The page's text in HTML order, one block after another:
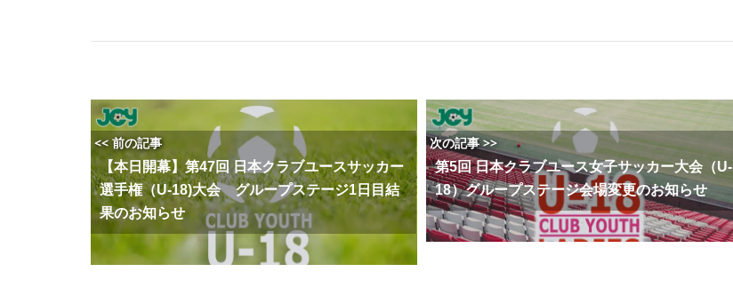
<< 前の記事
【本日開幕】第47回 日本クラブユースサッカー
選手権（U-18)大会 グループステージ1日目結
果のお知らせ
次の記事 >>
第5回 日本クラブユース女子サッカー大会（U-
18）グループステージ会場変更のお知らせ